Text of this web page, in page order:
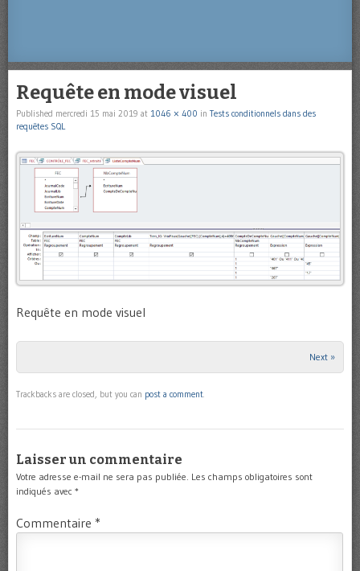
Requête en mode visuel
Published mercredi 15 mai 2019 at 1046 × 400 in Tests conditionnels dans des
requêtes SQL
Requête en mode visuel
Next »
Trackbacks are closed, but you can post a comment.
Laisser un commentaire
Votre adresse e-mail ne sera pas publiée. Les champs obligatoires sont
indiqués avec *
Commentaire *